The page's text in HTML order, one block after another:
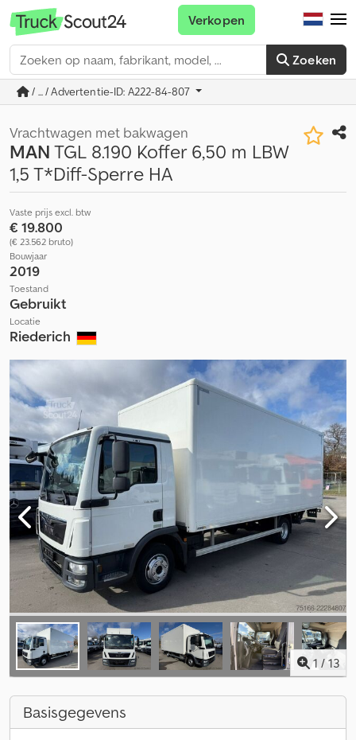
Zoeken
Verkopen
/ ... / Advertentie-ID: A222-84-807
Vrachtwagen met bakwagen
MANTGL 8.190 Koffer 6,50 m LBW
1,5 T*Diff-Sperre HA
Vaste prijs excl. btw
€ 19.800
(€ 23.562 bruto)
Bouwjaar
2019
Toestand
Gebruikt
Locatie
Riederich
1 / 13
Basisgegevens